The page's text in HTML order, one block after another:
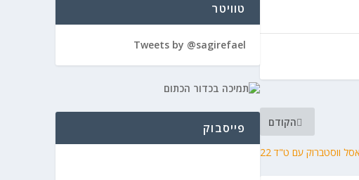
הקודם
ווסטברוק עם ט"ד 22
טוויטר
Tweets by @sagirefael
פייסבוק